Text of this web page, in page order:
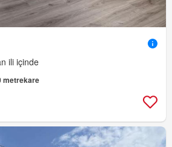
ili içinde
metrekare